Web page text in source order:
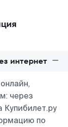
интернет
через
Купибилет.ру
по